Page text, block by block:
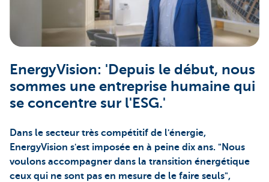
Corporate
EnergyVision: 'Depuis le début, nous
sommes une entreprise humaine qui
se concentre sur l'ESG.'
Dans le secteur très compétitif de l'énergie,
EnergyVision s'est imposée en à peine dix ans. "Nous
voulons accompagner dans la transition énergétique
ceux qui ne sont pas en mesure de le faire seuls",